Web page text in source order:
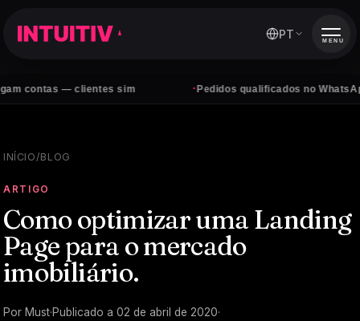
— clientes sim Pedidos qualificados no WhatsApp,
PT MENU
INÍCIO/BLOG
ARTIGO
Como optimizar uma Landing
Page para o mercado
imobiliário.
Por Must·Publicado a 02 de abril de 2020·